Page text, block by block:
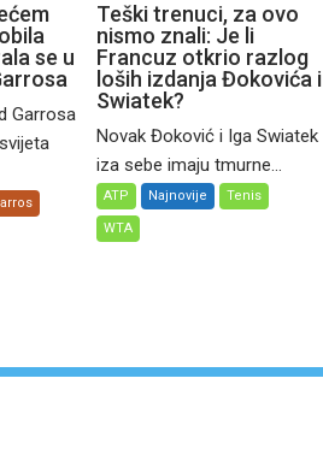
se u
Garrosa
Teški trenuci, za ovo
nismo znali: Je li
Francuz otkrio razlog
loših izdanja Đokovića i
Swiatek?
Novak Đoković i Iga Swiatek
iza sebe imaju tmurne...
ATP Najnovije Tenis
WTA